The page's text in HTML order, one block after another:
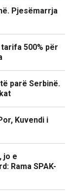
Pjesëmarrja
500% për
parë Serbinë.
Kuvendi i
jo e
Rama SPAK-